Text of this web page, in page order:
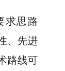
求思路
、先进
路线可